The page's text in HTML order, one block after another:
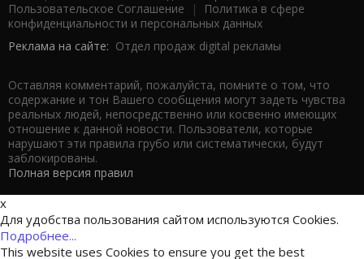
Пользовательское Соглашение |
Политика в сфере
конфиденциальности и персональных данных
Реклама на сайте: Отдел продаж digital рекламы
Оставляя комментарий, пожалуйста, помните о том, что
содержание и тон Вашего сообщения могут задеть чувства
реальных людей, непосредственно или косвенно имеющих
отношение к данной новости. Пользователи, которые
нарушают эти правила грубо или систематически, будут
заблокированы.
Полная версия правил
x
Для удобства пользования сайтом используются Cookies.
Подробнее...
This website uses Cookies to ensure you get the best